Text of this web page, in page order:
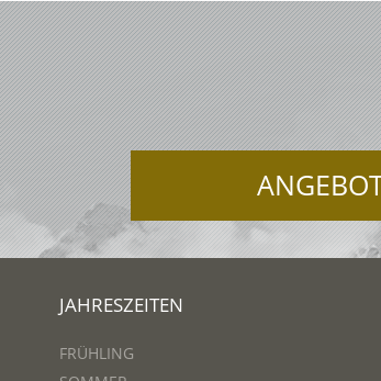
JAHRESZEITEN
FRÜHLING